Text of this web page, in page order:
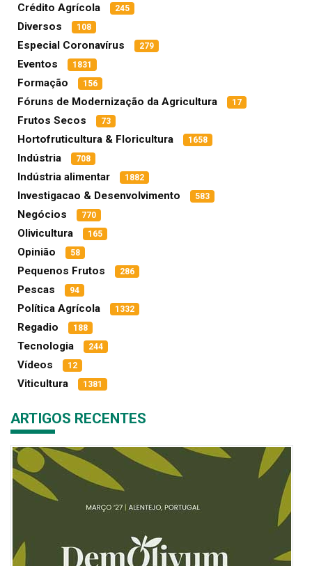
Crédito Agrícola 245
Diversos 108
Especial Coronavírus 279
Eventos 1831
Formação 156
Fóruns de Modernização da Agricultura 17
Frutos Secos 73
Hortofruticultura & Floricultura 1658
Indústria 708
Indústria alimentar 1882
Investigacao & Desenvolvimento 583
Negócios 770
Olivicultura 165
Opinião 58
Pequenos Frutos 286
Pescas 94
Política Agrícola 1332
Regadio 188
Tecnologia 244
Vídeos 12
Viticultura 1381
ARTIGOS RECENTES